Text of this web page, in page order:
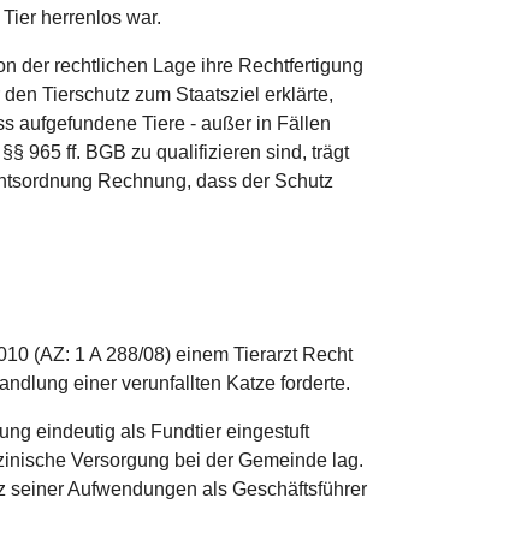
herrenlos war.
der rechtlichen Lage ihre Rechtfertigung
Tierschutz zum Staatsziel erklärte,
aufgefundene Tiere - außer in Fällen
965 ff. BGB zu qualifizieren sind, trägt
Rechnung, dass der Schutz
(AZ: 1 A 288/08) einem Tierarzt Recht
einer verunfallten Katze forderte.
eindeutig als Fundtier eingestuft
Versorgung bei der Gemeinde lag.
seiner Aufwendungen als Geschäftsführer